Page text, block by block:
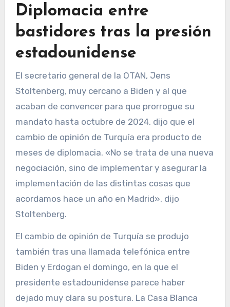
Diplomacia entre
bastidores tras la presión
estadounidense
El secretario general de la OTAN, Jens
Stoltenberg, muy cercano a Biden y al que
acaban de convencer para que prorrogue su
mandato hasta octubre de 2024, dijo que el
cambio de opinión de Turquía era producto de
meses de diplomacia. «No se trata de una nueva
negociación, sino de implementar y asegurar la
implementación de las distintas cosas que
acordamos hace un año en Madrid», dijo
Stoltenberg.
El cambio de opinión de Turquía se produjo
también tras una llamada telefónica entre
Biden y Erdogan el domingo, en la que el
presidente estadounidense parece haber
dejado muy clara su postura. La Casa Blanca